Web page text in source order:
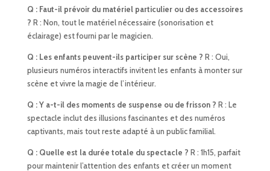
Q : Faut-il prévoir du matériel particulier ou des accessoires
? R : Non, tout le matériel nécessaire (sonorisation et
éclairage) est fourni par le magicien.
Q : Les enfants peuvent-ils participer sur scène ? R : Oui,
plusieurs numéros interactifs invitent les enfants à monter sur
scène et vivre la magie de l’intérieur.
Q : Y a-t-il des moments de suspense ou de frisson ? R : Le
spectacle inclut des illusions fascinantes et des numéros
captivants, mais tout reste adapté à un public familial.
Q : Quelle est la durée totale du spectacle ? R : 1h15, parfait
pour maintenir l’attention des enfants et créer un moment